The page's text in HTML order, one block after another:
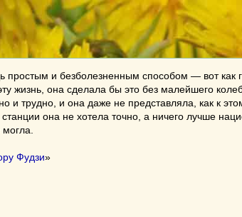
и безболезненным способом — вот как
жизнь, она сделала бы это без малейшего
и трудно, и она даже не представляла, как к
она не хотела точно, а ничего лучше
Фудзи»